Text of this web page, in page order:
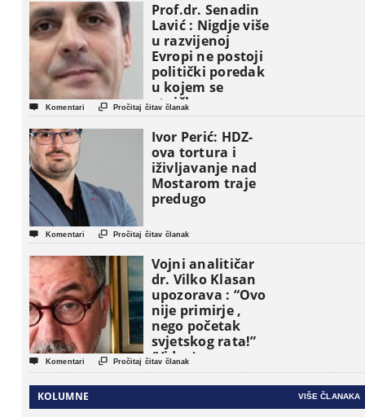
Prof.dr. Senadin
Lavić : Nigdje više
u razvijenoj
Evropi ne postoji
politički poredak
u kojem se
etničke grupe
pojavljuju kao
osnovne
političke jedinice
 Komentari  Pročitaj čitav članak
Ivor Perić: HDZ-
ova tortura i
iživljavanje nad
Mostarom traje
predugo
 Komentari  Pročitaj čitav članak
Vojni analitičar
dr. Vilko Klasan
upozorava : “Ovo
nije primirje ,
nego početak
svjetskog rata!”
(Video)
 Komentari  Pročitaj čitav članak
KOLUMNE VIŠE ČLANAKA